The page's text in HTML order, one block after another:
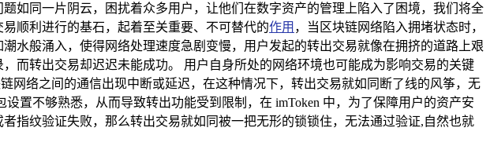
如同一片阴云，困扰着众多用户，让他们在数字资产的管理上陷入了困境，我们将全
顺利进行的基石，起着至关重要、不可替代的作用 ，当区块链网络陷入拥堵状态时，
水般涌入，使得网络处理速度急剧变慢，用户发起的转出交易就像在拥挤的道路上艰
而转出交易却迟迟未能成功。 用户自身所处的网络环境也可能成为影响交易的关键
网络之间的通信出现中断或延迟，在这种情况下，转出交易就如同断了线的风筝，无
置不够熟悉，从而导致转出功能受到限制，在 imToken 中，为了保障用户的资产安
指纹验证失败，那么转出交易就如同被一把无形的锁锁住，无法通过验证,自然也就